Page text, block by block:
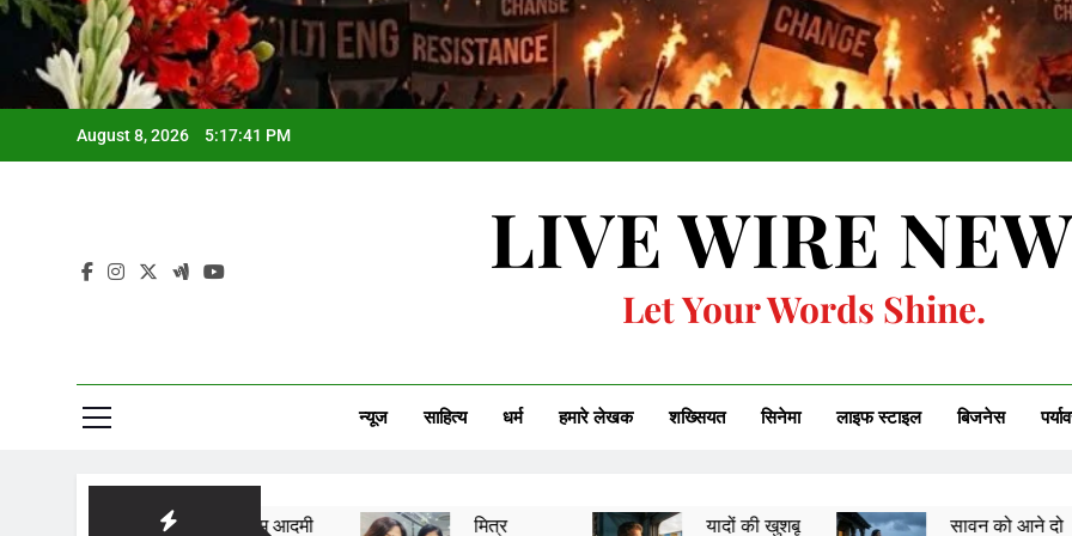
August 8, 2026 5:17:42 PM
LIVE WIRE
Let Your Words Shine.
न्यूज साहित्य धर्म हमारे लेखक शख्सियत सिनेमा लाइफ स्टाइल बिजनेस
आम आदमी मित्र यादों की खुशबू सावन को आने दो